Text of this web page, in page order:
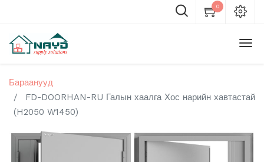
0
Бараанууд
FD-DOORHAN-RU Галын хаалга Хос нарийн хавтастай
(H2050 W1450)